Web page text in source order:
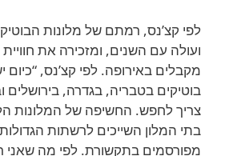
לפי קצ’נס, רמתם של מלונות
ועולה עם השנים, ומזכירה את
מקבלים באירופה. לפי קצ’נס, “כיום
בוטיקים בטבריה, בגדרה, בירושלים
צריך לחפש. החשיפה של המלונות
בתי המלון השייכים לרשתות
מפורסמים בתקשורת. לפי מה שאני